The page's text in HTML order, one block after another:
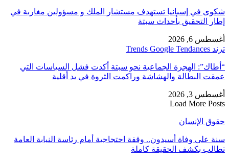
شكوى في إسبانيا تستهدف مستشار الملك و مسؤولين مغاربة في
إطار التحقيق بأحداث سبتة
أغسطس 6, 2026
ترند Trends Google Tendances
“أطاك”: الهجرة الجماعية نحو سبتة أكدت فشل السياسات التي
عمقت البطالة والهشاشة وراكمت الثروة في يد أقلية
أغسطس 3, 2026
Load More Posts
حقوق الإنسان
سنة على وفاة أسيدون.. وقفة احتجاجية أمام رئاسة النيابة العامة
تطالب بكشف الحقيقة كاملة